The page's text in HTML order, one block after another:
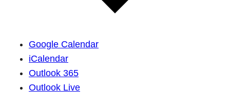
Google Calendar
iCalendar
Outlook 365
Outlook Live